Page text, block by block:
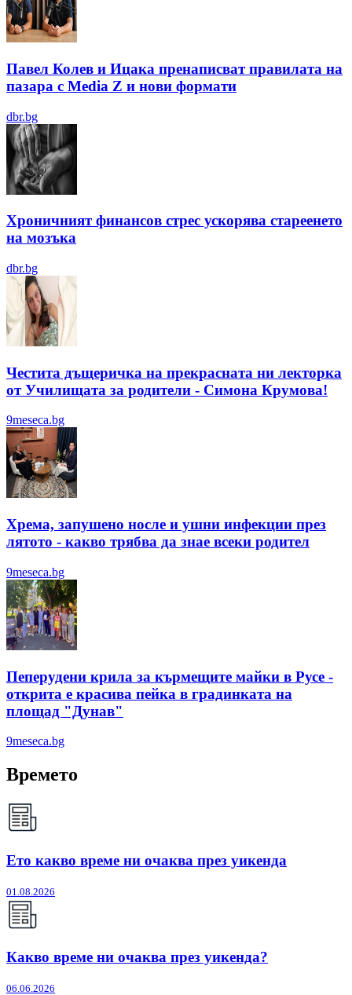
Павел Колев и Ицака пренаписват правилата на
пазара с Media Z и нови формати
dbr.bg
Хроничният финансов стрес ускорява стареенето
на мозъка
dbr.bg
Честита дъщеричка на прекрасната ни лекторка
от Училищата за родители - Симона Крумова!
9meseca.bg
Хрема, запушено носле и ушни инфекции през
лятотo - какво трябва да знае всеки родител
9meseca.bg
Пеперудени крила за кърмещите майки в Русе -
открита е красива пейка в градинката на
площад "Дунав"
9meseca.bg
Времето
Ето какво време ни очаква през уикенда
01.08.2026
Какво време ни очаква през уикенда?
06.06.2026